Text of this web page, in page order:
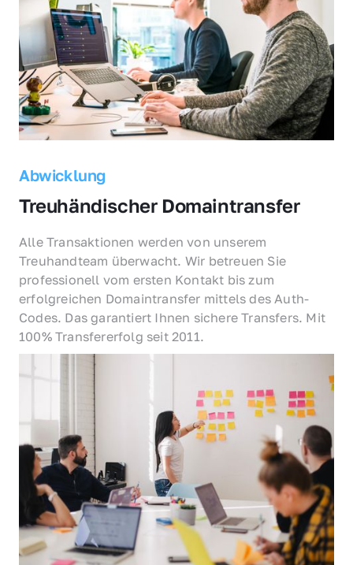
Abwicklung
Treuhändischer Domaintransfer
Alle Transaktionen werden von unserem
Treuhandteam überwacht. Wir betreuen Sie
professionell vom ersten Kontakt bis zum
erfolgreichen Domaintransfer mittels des Auth-
Codes. Das garantiert Ihnen sichere Transfers. Mit
100% Transfererfolg seit 2011.